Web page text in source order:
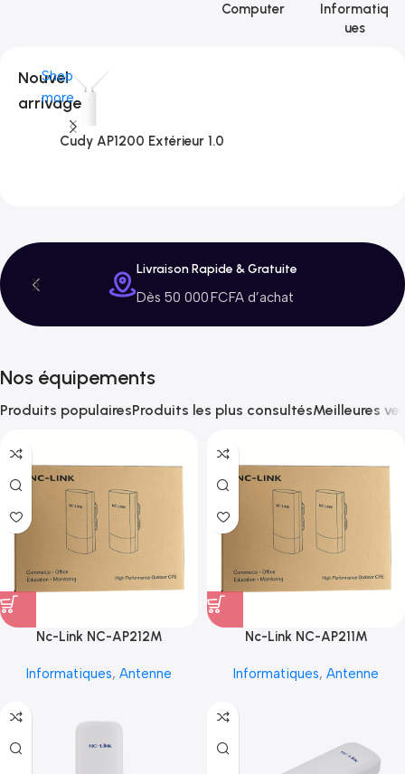
Computer
Informatiq
ues
Nouvel
arrivage
Shop
more
Cudy AP1200 Extérieur 1.0
Livraison Rapide & Gratuite
Dès 50 000 FCFA d’achat
Nos équipements
Produits populairesProduits les plus consultésMeilleures
Nc-Link NC-AP212M
Informatiques, Antenne
Nc-Link NC-AP211M
Informatiques, Antenne